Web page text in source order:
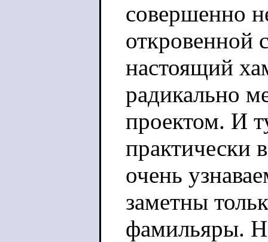
совершенно
откровенной
настоящий
радикально
проектом. И
практически
очень
заметны
фамильяры.